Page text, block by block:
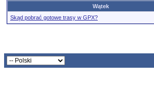
Wątek
Skąd pobrać gotowe trasy w GPX?